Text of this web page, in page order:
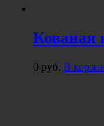
Кованая
0 руб. В